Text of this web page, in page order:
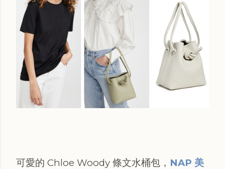
可愛的 Chloe Woody 條文水桶包， NAP 美